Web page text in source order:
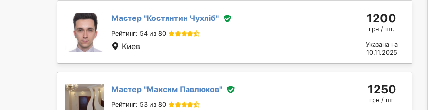
Мастер "Костянтин Чухліб"
Рейтинг: 54 из 80
Киев
1200
грн / шт.
Указана на
10.11.2025
Мастер "Максим Павлюков"
Рейтинг: 53 из 80
1250
грн / шт.